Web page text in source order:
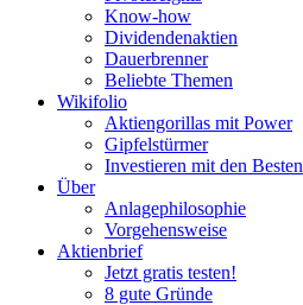
Know-how
Dividendenaktien
Dauerbrenner
Beliebte Themen
Wikifolio
Aktiengorillas mit Power
Gipfelstürmer
Investieren mit den Besten
Über
Anlagephilosophie
Vorgehensweise
Aktienbrief
Jetzt gratis testen!
8 gute Gründe